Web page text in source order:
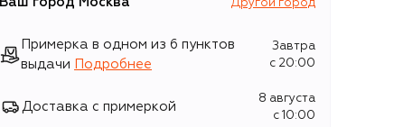
Другой город
Примерка в одном из 6 пунктов
выдачи
Подробнее
Завтра
c 20:00
Доставка с примеркой
8 августа
c 10:00